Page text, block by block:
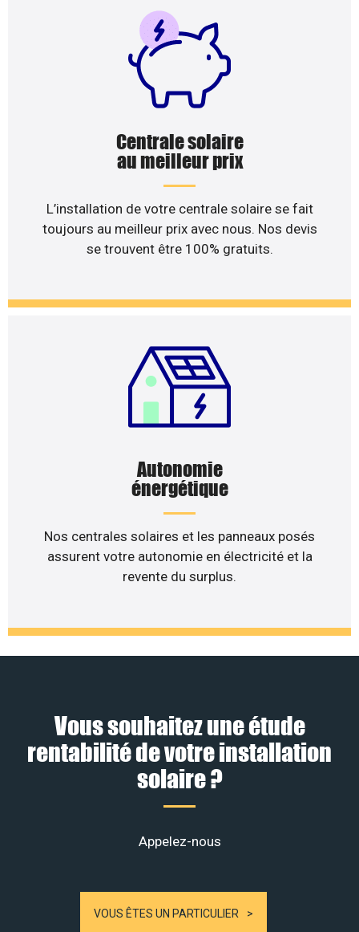
Centrale solaire
au meilleur prix
L’installation de votre centrale solaire se fait
toujours au meilleur prix avec nous. Nos devis
se trouvent être 100% gratuits.
Autonomie
énergétique
Nos centrales solaires et les panneaux posés
assurent votre autonomie en électricité et la
revente du surplus.
Vous souhaitez une étude
rentabilité de votre installation
solaire ?
Appelez-nous
VOUS ÊTES UN PARTICULIER